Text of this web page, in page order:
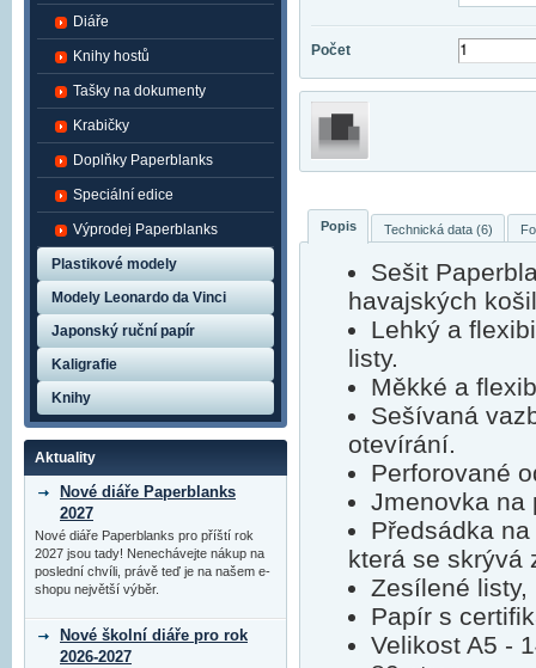
Počet
Popis Technická data (6)
Sešit
havajských
Lehký a
listy.
Měkké a
Sešívaná
otevírání.
Perforované
Jmenovka na
Předsádka
která se skrývá
Zesílené
Papír s
Velikost A5 -
Diáře
Knihy hostů
Tašky na dokumenty
Krabičky
Doplňky Paperblanks
Speciální edice
Výprodej Paperblanks
Plastikové modely
Modely Leonardo da Vinci
Japonský ruční papír
Kaligrafie
Knihy
Aktuality
Nové diáře Paperblanks
2027
Nové diáře Paperblanks pro příští rok
2027 jsou tady! Nenechávejte nákup na
poslední chvíli, právě teď je na našem e-
shopu největší výběr.
Nové školní diáře pro rok
2026-2027